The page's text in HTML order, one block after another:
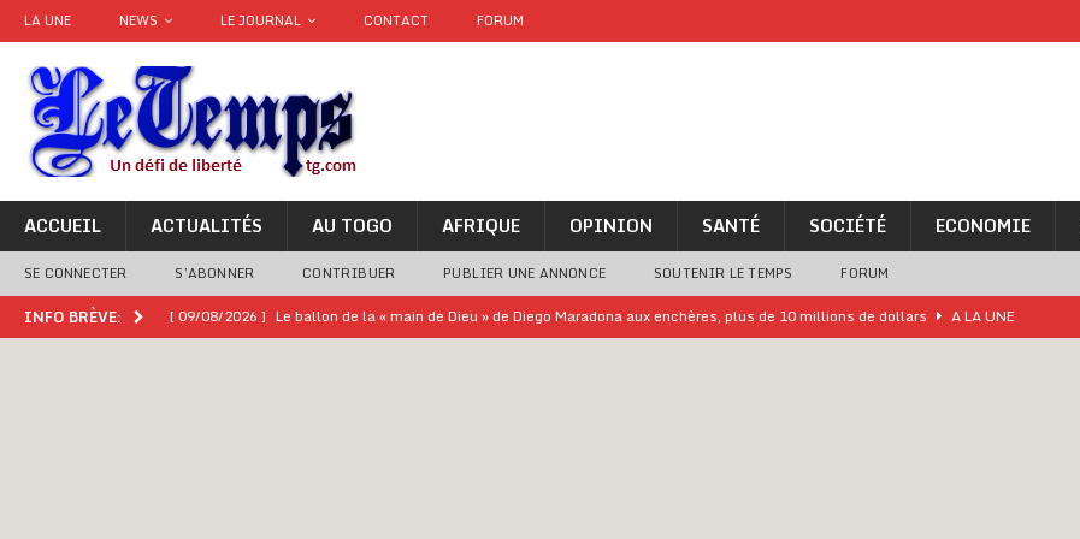
LA UNE NEWS LE JOURNAL CONTACT FORUM
ACCUEIL ACTUALITÉS AU TOGO AFRIQUE OPINION SANTÉ SOCIÉTÉ ECONOMIE
SE CONNECTER S’ABONNER CONTRIBUER PUBLIER UNE ANNONCE SOUTENIR LE TEMPS FORUM
INFO BRÈVE: [ 09/08/2026 ] Le ballon de la « main de Dieu » de Diego Maradona aux enchères, plus de 10 millions de dollars
A LA UNE